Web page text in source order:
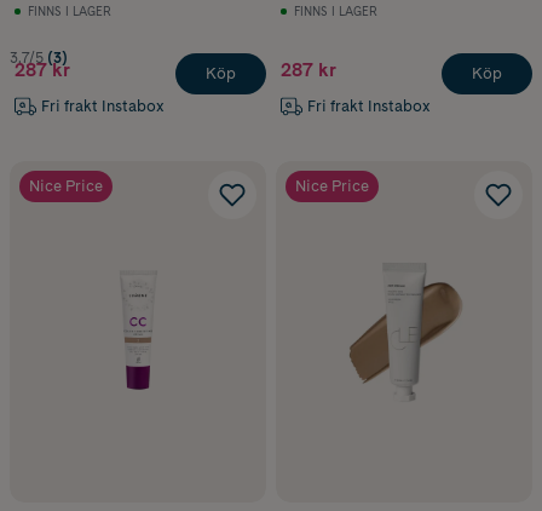
FINNS I LAGER
3.7/5 (3)
287 kr
Fri frakt Instabox
Köp
FINNS I LAGER
287 kr
Fri frakt Instabox
Köp
Nice Price Nice Price